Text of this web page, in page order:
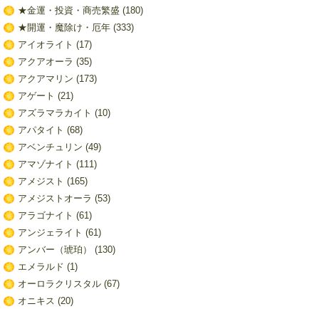
★金運・投資・商売繁盛 (180)
★開運・魔除け・厄年(333)
アイオライト (17)
アクアオーラ (35)
アクアマリン (173)
アゲート (21)
アズラマラカイト (10)
アパタイト (68)
アベンチュリン (49)
アマゾナイト (111)
アメジスト (165)
アメジストオーラ (53)
アラゴナイト (61)
アンジェライト (61)
アンバー（琥珀）
(130)
エメラルド (1)
オーロラクリスタル(67)
オニキス (20)